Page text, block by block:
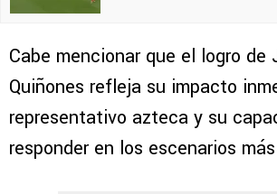
Cabe mencionar que el logro de
Quiñones refleja su impacto
representativo azteca y su
responder en los escenarios